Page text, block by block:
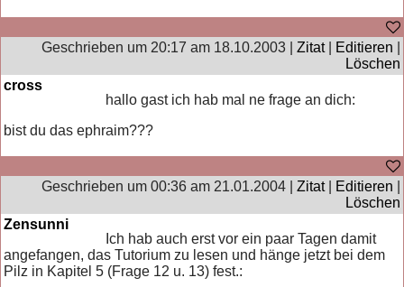
Geschrieben um 20:17 am 18.10.2003 | Zitat| Editieren
Löschen
cross
hallo gast ich hab mal ne frage an dich:
bist du das ephraim???
Geschrieben um 00:36 am 21.01.2004 | Zitat| Editieren
Löschen
Zensunni
Ich hab auch erst vor ein paar Tagen damit
angefangen, das Tutorium zu lesen und hänge jetzt bei dem
Pilz in Kapitel 5 (Frage 12 u. 13) fest.: